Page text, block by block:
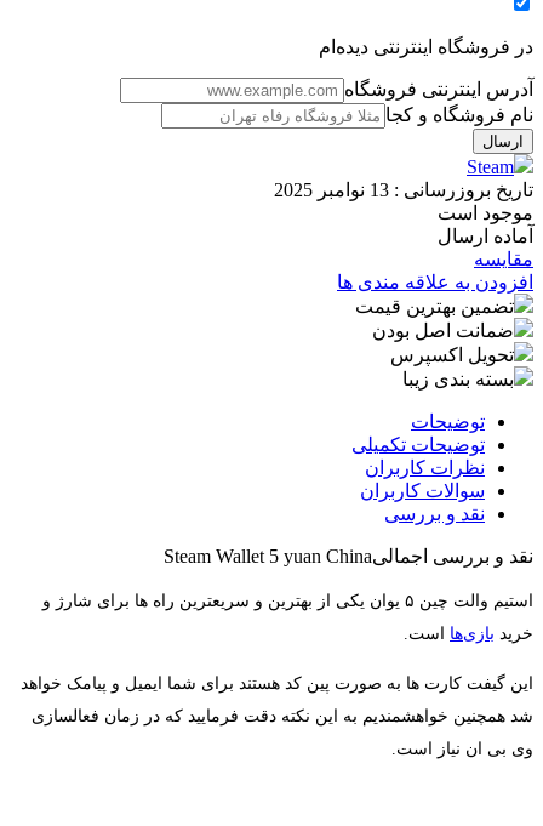
در فروشگاه اینترنتی دیده‌ام
آدرس اینترنتی فروشگاه
نام فروشگاه و کجا
Steam
تاریخ بروزرسانی : 13 نوامبر 2025
موجود است
آماده ارسال
مقایسه
افزودن به علاقه مندی ها
تضمین بهترین قیمت
ضمانت اصل بودن
تحویل اکسپرس
بسته بندی زیبا
توضیحات
توضیحات تکمیلی
نظرات کاربران
سوالات کاربران
نقد و بررسی
نقد و بررسی اجمالیSteam Wallet 5 yuan China
استیم والت چین ۵ یوان يكی از بهترین و سریعترین راه ها برای شارژ و
خرید بازی‌‌ها است.
این گیفت کارت ها به صورت پین کد هستند برای شما ایمیل و پیامک خواهد
شد همچنین خواهشمندیم به این نکته دقت فرمایید که در زمان فعالسازی
وی بی ان نیاز است.